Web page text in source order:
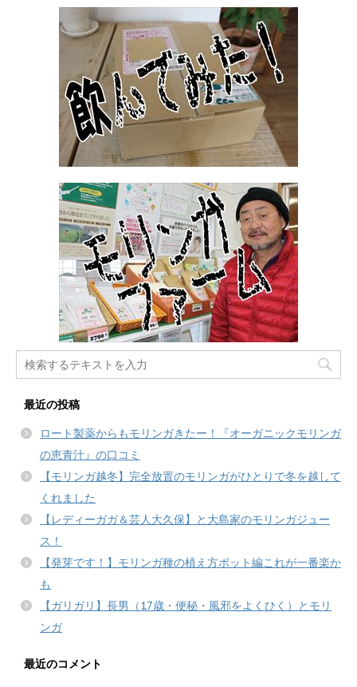
最近の投稿
ロート製薬からもモリンガきたー！『オーガニックモリンガ
の恵青汁』の口コミ
【モリンガ越冬】完全放置のモリンガがひとりで冬を越して
くれました
【レディーガガ＆芸人大久保】と大島家のモリンガジュー
ス！
【発芽です！】モリンガ種の植え方ポット編これが一番楽か
も
【ガリガリ】長男（17歳・便秘・風邪をよくひく）とモリ
ンガ
最近のコメント